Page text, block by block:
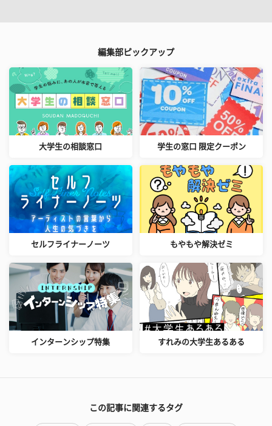
編集部ピックアップ
大学生の相談窓口 学生の窓口 限定クーポン
セルフライナーノーツ もやもや解決ゼミ
インターンシップ特集 すれみの大学生あるある
この記事に関連するタグ